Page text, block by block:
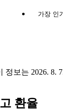
가장 인
보는 2026. 8.
환율